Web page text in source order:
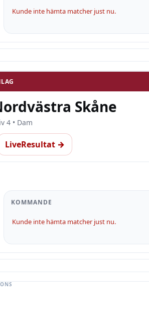
Kunde inte hämta matcher just nu.
Skåne
4 • Dam
LiveResultat →
KOMMANDE
Kunde inte hämta matcher just nu.